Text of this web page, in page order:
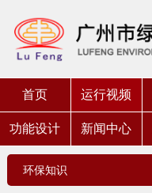
首页 运行视频
功能设计 新闻中心
环保知识